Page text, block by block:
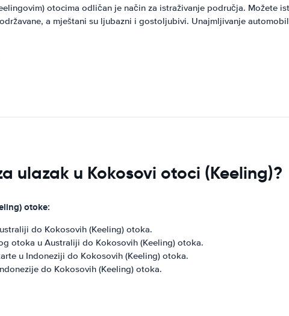
otocima odličan je način za istraživanje područja. Možete
a mještani su ljubazni i gostoljubivi. Unajmljivanje
ulazak u Kokosovi otoci (Keeling)?
otoke:
do Kokosovih (Keeling) otoka.
otoka u Australiji do Kokosovih (Keeling) otoka.
u Indoneziji do Kokosovih (Keeling) otoka.
do Kokosovih (Keeling) otoka.